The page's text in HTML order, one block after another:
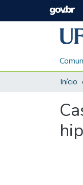
Início